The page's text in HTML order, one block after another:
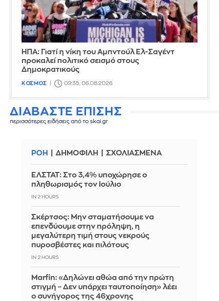
ΗΠΑ: Γιατί η νίκη του Αμπντούλ Ελ-Σαγέντ
προκαλεί πολιτικό σεισμό στους
Δημοκρατικούς
ΚΟΣΜΟΣ 09:35, 06.08.2026
ΔΙΑΒΑΣΤΕ ΕΠΙΣΗΣ
περισσότερες ειδήσεις από το skai.gr
ΡΟΗ ΔΗΜΟΦΙΛΗ ΣΧΟΛΙΑΣΜΕΝΑ
ΕΛΣΤΑΤ: Στο 3,4% υποχώρησε ο
πληθωρισμός τον Ιούλιο
IN 2 HOURS
Σκέρτσος: Μην σταματήσουμε να
επενδύουμε στην πρόληψη, η
μεγαλύτερη τιμή στους νεκρούς
πυροσβέστες και πιλότους
IN 2 HOURS
Marfin: «Δηλώνει αθώα από την πρώτη
στιγμή – Δεν υπάρχει ταυτοποίηση» λέει
ο συνήγορος της 46χρονης